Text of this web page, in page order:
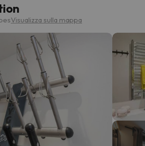
a modificare la destinazione.
Visualizza sulla mappa